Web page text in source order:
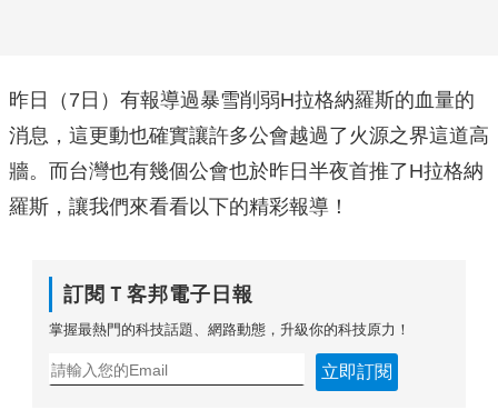
昨日（7日）有報導過暴雪削弱H拉格納羅斯的血量的
消息，這更動也確實讓許多公會越過了火源之界這道高
牆。而台灣也有幾個公會也於昨日半夜首推了H拉格納
羅斯，讓我們來看看以下的精彩報導！
訂閱Ｔ客邦電子日報
掌握最熱門的科技話題、網路動態，升級你的科技原力！
立即訂閱